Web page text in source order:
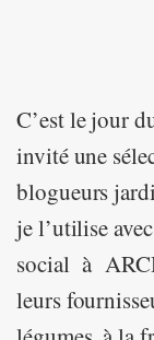
C’est le jour
invité une
blogueurs
je l’utilise
social à
leurs